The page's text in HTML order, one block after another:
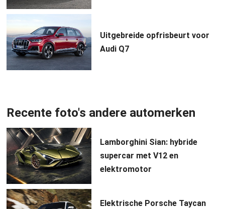
Uitgebreide opfrisbeurt voor
Audi Q7
Recente foto's andere automerken
Lamborghini Sian: hybride
supercar met V12 en
elektromotor
Elektrische Porsche Taycan